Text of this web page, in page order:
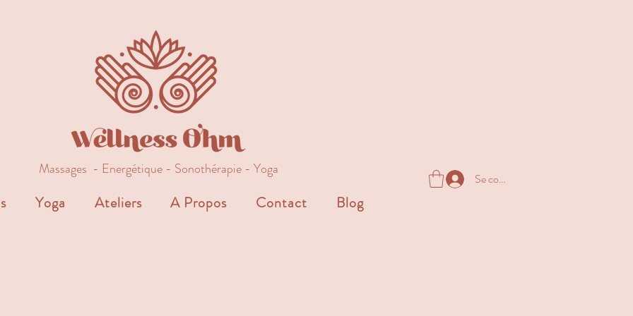
Massages - Energétique - Sonothérapie - Yoga
Yoga Ateliers A Propos Contact Blog
Se connecter